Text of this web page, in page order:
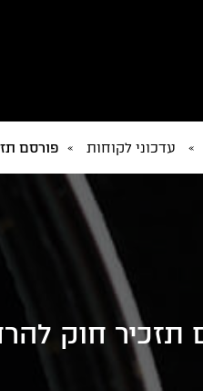
» עדכוני לקוחות » פורסם
תזכיר חוק